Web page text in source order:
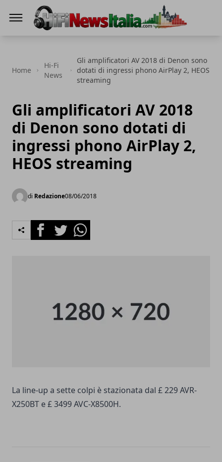
Home
Hi-Fi
News
Gli amplificatori AV 2018 di Denon sono
dotati di ingressi phono AirPlay 2, HEOS
streaming
Gli amplificatori AV 2018
di Denon sono dotati di
ingressi phono AirPlay 2,
HEOS streaming
di Redazione08/06/2018
FacebookTwitterWhatsapp
La line-up a sette colpi è stazionata dal £ 229 AVR-
X250BT e £ 3499 AVC-X8500H.